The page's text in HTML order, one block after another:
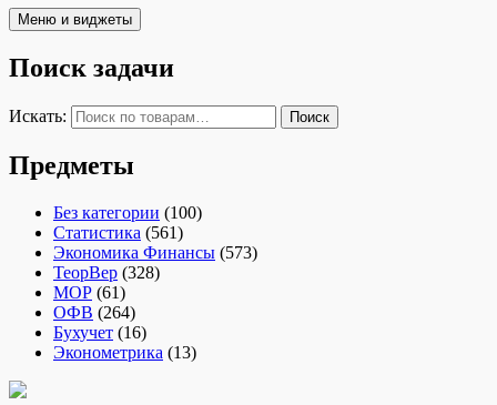
Меню и виджеты
Поиск задачи
Искать: Поиск
Предметы
Без категории (100)
Статистика (561)
Экономика Финансы (573)
ТеорВер (328)
МОР (61)
ОФВ (264)
Бухучет (16)
Эконометрика (13)